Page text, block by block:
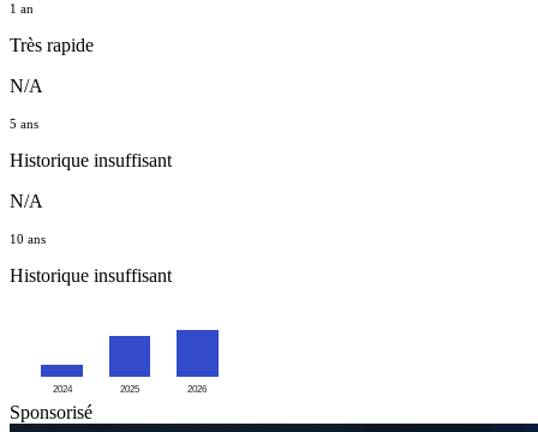
1 an
Très rapide
N/A
5 ans
Historique insuffisant
N/A
10 ans
Historique insuffisant
2024 2025 2026
Sponsorisé